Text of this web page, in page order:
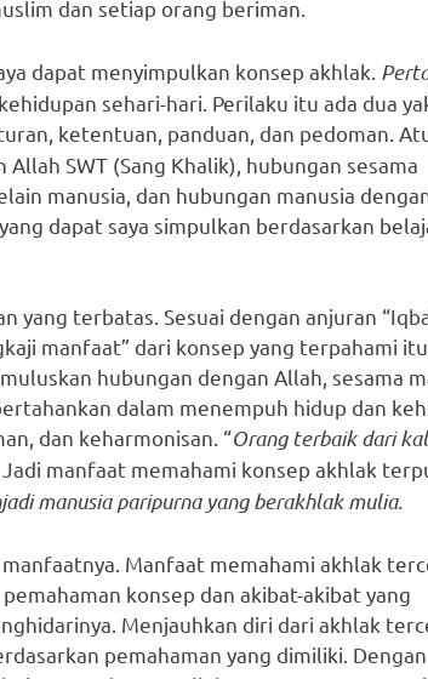
dan setiap orang beriman.
dapat menyimpulkan konsep akhlak.
sehari-hari. Perilaku itu ada dua
ketentuan, panduan, dan pedoman.
SWT (Sang Khalik), hubungan sesama
manusia, dan hubungan manusia
dapat saya simpulkan berdasarkan
yang terbatas. Sesuai dengan anjuran
manfaat” dari konsep yang terpahami
hubungan dengan Allah, sesama
dalam menempuh hidup dan
dan keharmonisan. “Orang terbaik dari
Jadi manfaat memahami konsep akhlak
manusia paripurna yang berakhlak mulia.
Manfaat memahami akhlak
konsep dan akibat-akibat yang
Menjauhkan diri dari akhlak
pemahaman yang dimiliki. Dengan